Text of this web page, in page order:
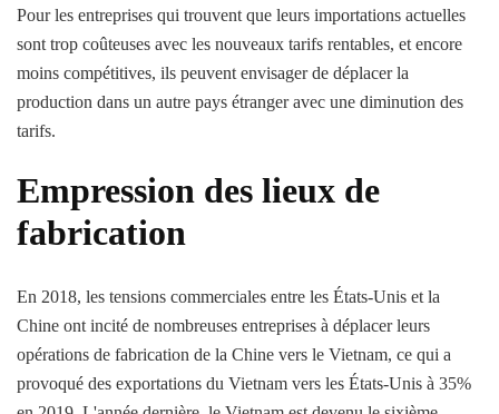
Pour les entreprises qui trouvent que leurs importations actuelles
sont trop coûteuses avec les nouveaux tarifs rentables, et encore
moins compétitives, ils peuvent envisager de déplacer la
production dans un autre pays étranger avec une diminution des
tarifs.
Empression des lieux de
fabrication
En 2018, les tensions commerciales entre les États-Unis et la
Chine ont incité de nombreuses entreprises à déplacer leurs
opérations de fabrication de la Chine vers le Vietnam, ce qui a
provoqué des exportations du Vietnam vers les États-Unis à 35%